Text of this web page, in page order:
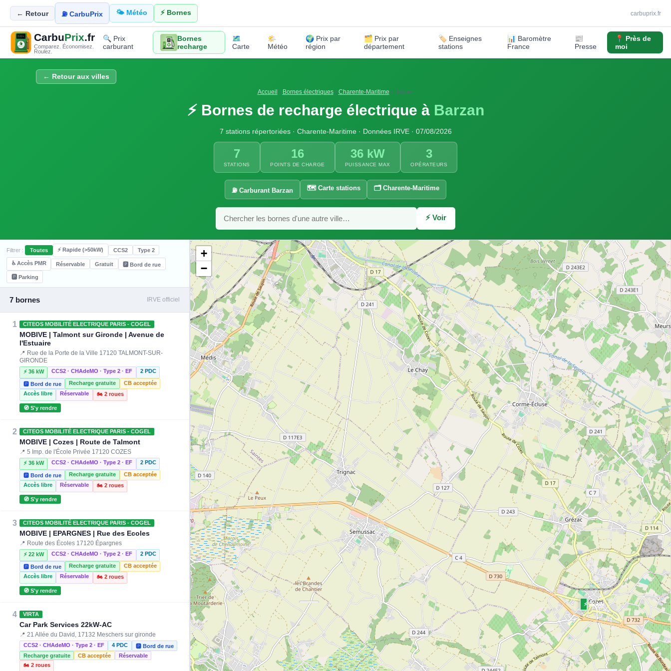
← Retour ⛽ CarbuPrix 🌤️ Météo ⚡ Bornes carbuprix.fr
CarbuPrix.fr
Comparez. Économisez.
Roulez.
🔍 Prix
carburant
Bornes
recharge
🗺️
Carte
🌤️
Météo
🌍 Prix par
région
🗂️ Prix par
département
🏷️ Enseignes
stations
📊 Baromètre
France
📰
Presse
📍 Près de
moi
← Retour aux villes
Accueil › Bornes électriques› Charente-Maritime › Barzan
⚡ Bornes de recharge électrique à Barzan
7 stations répertoriées · Charente-Maritime · Données IRVE · 07/08/2026
7
STATIONS
16
POINTS DE CHARGE
36 kW
PUISSANCE MAX
3
OPÉRATEURS
⛽ Carburant Barzan 🗺️ Carte stations 🗂️ Charente-Maritime
⚡ Voir
Filtrer : Toutes ⚡ Rapide (>50kW) CCS2 Type 2
♿ Accès PMR Réservable Gratuit 🅿️ Bord de rue
🅿️ Parking
7 bornes IRVE officiel
1 CITEOS MOBILITÉ ELECTRIQUE PARIS - COGEL
MOBIVE | Talmont sur Gironde | Avenue de
l'Estuaire
📍 Rue de la Porte de la Ville 17120 TALMONT-SUR-
GIRONDE
⚡ 36 kW CCS2 · CHAdeMO · Type 2 · EF 2 PDC
🅿️ Bord de rue Recharge gratuite
CB acceptée
Accès libre
Réservable 🏍️ 2 roues
🧭 S'y rendre
2 CITEOS MOBILITÉ ELECTRIQUE PARIS - COGEL
MOBIVE | Cozes | Route de Talmont
📍 5 Imp. de l'École Privée 17120 COZES
⚡ 36 kW CCS2 · CHAdeMO · Type 2 · EF 2 PDC
🅿️ Bord de rue Recharge gratuite
CB acceptée
Accès libre
Réservable 🏍️ 2 roues
🧭 S'y rendre
3 CITEOS MOBILITÉ ELECTRIQUE PARIS - COGEL
MOBIVE | EPARGNES | Rue des Ecoles
📍 Route des Écoles 17120 Épargnes
⚡ 22 kW CCS2 · CHAdeMO · Type 2 · EF 2 PDC
🅿️ Bord de rue Recharge gratuite
CB acceptée
Accès libre
Réservable 🏍️ 2 roues
🧭 S'y rendre
4 VIRTA
Car Park Services 22kW-AC
📍 21 Allée du David, 17132 Meschers sur gironde
CCS2 · CHAdeMO · Type 2 · EF 4 PDC
🅿️ Bord de rue
Recharge gratuite
CB acceptée
Réservable
🏍️ 2 roues
⚡ 36 kW
+
−